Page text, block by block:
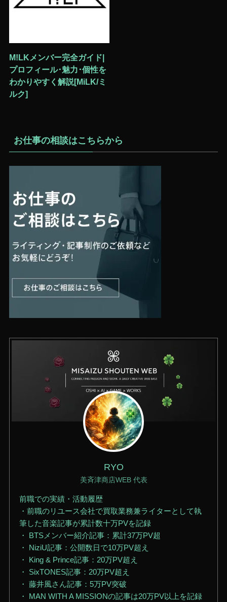
M!LKメンバー完全ガイド|
プロフィール･魅力･個性を
わかりやすく解説[MiLK/ミ
ルク]
お仕事の相談はこちらから
RYO
美斉津商店WEB 代表
前職での実績・活動履歴
・前職のリユース会社で買取業務兼ライターとして執
筆した音楽記事が累計数十万PVを記録
・ BTSメンバー紹介記事：累計37万PV超
・ NiziU記事：公開数日で10万PV超え
・ King & Prince記事：20万PV超え
・ SixTONES記事：20万PV超え
・ 藤井風さん記事：5万PV突破
・ MAN WITH A MISSIONの記事は20万PV以上を記録